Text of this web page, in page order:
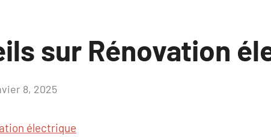
sur Rénovation
8, 2025
électrique